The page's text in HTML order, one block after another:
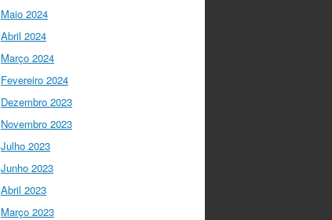
par…
I Gulbenkian Ciência
Fantastic
closing up of
week with a talk about
"Communicating at the
Speed of Science" with
the…
Maio 2024
Abril 2024
Março 2024
Fevereiro 2024
Dezembro 2023
Novembro 2023
Julho 2023
Junho 2023
Abril 2023
Março 2023